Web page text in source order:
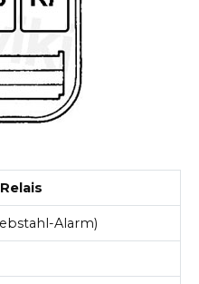
Relais
Alarm)